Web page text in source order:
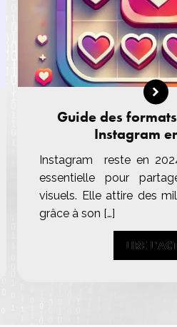
Guide des
Instagram
Instagram reste en
essentielle pour
visuels. Elle attire des
grâce à son […]
LIRE
LIRE